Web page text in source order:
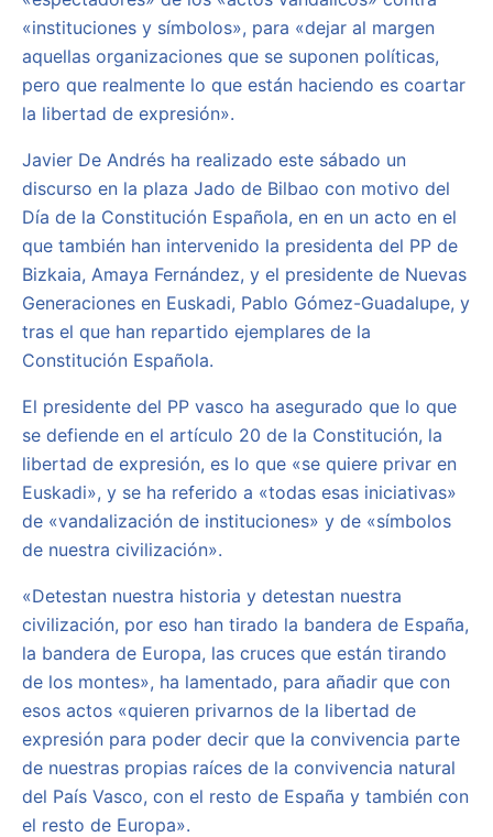
«instituciones y símbolos», para «dejar al margen
aquellas organizaciones que se suponen políticas,
pero que realmente lo que están haciendo es coartar
la libertad de expresión».
Javier De Andrés ha realizado este sábado un
discurso en la plaza Jado de Bilbao con motivo del
Día de la Constitución Española, en en un acto en el
que también han intervenido la presidenta del PP de
Bizkaia, Amaya Fernández, y el presidente de Nuevas
Generaciones en Euskadi, Pablo Gómez-Guadalupe, y
tras el que han repartido ejemplares de la
Constitución Española.
El presidente del PP vasco ha asegurado que lo que
se defiende en el artículo 20 de la Constitución, la
libertad de expresión, es lo que «se quiere privar en
Euskadi», y se ha referido a «todas esas iniciativas»
de «vandalización de instituciones» y de «símbolos
de nuestra civilización».
«Detestan nuestra historia y detestan nuestra
civilización, por eso han tirado la bandera de España,
la bandera de Europa, las cruces que están tirando
de los montes», ha lamentado, para añadir que con
esos actos «quieren privarnos de la libertad de
expresión para poder decir que la convivencia parte
de nuestras propias raíces de la convivencia natural
del País Vasco, con el resto de España y también con
el resto de Europa».